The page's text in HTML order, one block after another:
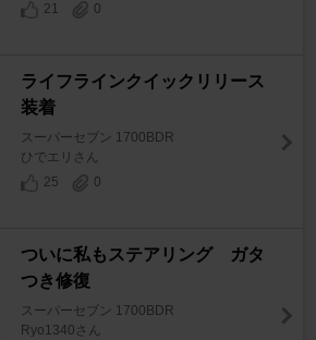
21
0
ライフラインクイックリリース
装着
スーパーセブン 1700BDR
ひでエリさん
25
0
ついに私もステアリング ガタ
つき修復
スーパーセブン 1700BDR
Ryo1340さん